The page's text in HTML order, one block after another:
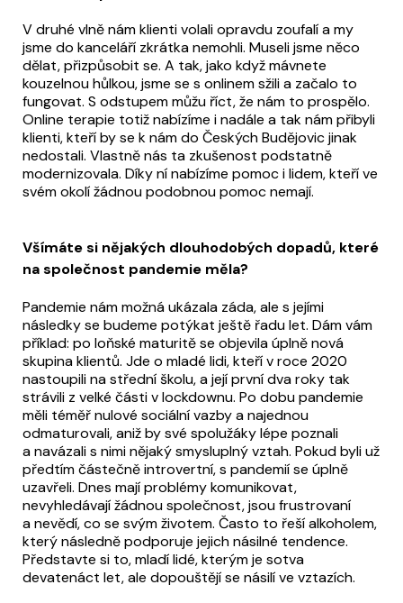
V druhé vlně nám klienti volali opravdu zoufalí a my
jsme do kanceláří zkrátka nemohli. Museli jsme něco
dělat, přizpůsobit se. A tak, jako když mávnete
kouzelnou hůlkou, jsme se s onlinem sžili a začalo to
fungovat. S odstupem můžu říct, že nám to prospělo.
Online terapie totiž nabízíme i nadále a tak nám přibyli
klienti, kteří by se k nám do Českých Budějovic jinak
nedostali. Vlastně nás ta zkušenost podstatně
modernizovala. Díky ní nabízíme pomoc i lidem, kteří ve
svém okolí žádnou podobnou pomoc nemají.
Všímáte si nějakých dlouhodobých dopadů, které
na společnost pandemie měla?
Pandemie nám možná ukázala záda, ale s jejími
následky se budeme potýkat ještě řadu let. Dám vám
příklad: po loňské maturitě se objevila úplně nová
skupina klientů. Jde o mladé lidi, kteří v roce 2020
nastoupili na střední školu, a její první dva roky tak
strávili z velké části v lockdownu. Po dobu pandemie
měli téměř nulové sociální vazby a najednou
odmaturovali, aniž by své spolužáky lépe poznali
a navázali s nimi nějaký smysluplný vztah. Pokud byli už
předtím částečně introvertní, s pandemií se úplně
uzavřeli. Dnes mají problémy komunikovat,
nevyhledávají žádnou společnost, jsou frustrovaní
a nevědí, co se svým životem. Často to řeší alkoholem,
který následně podporuje jejich násilné tendence.
Představte si to, mladí lidé, kterým je sotva
devatenáct let, ale dopouštějí se násilí ve vztazích.